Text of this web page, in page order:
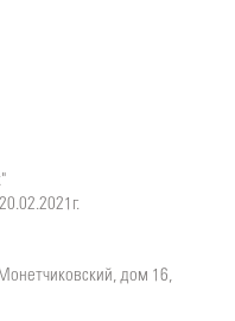
дом 16,